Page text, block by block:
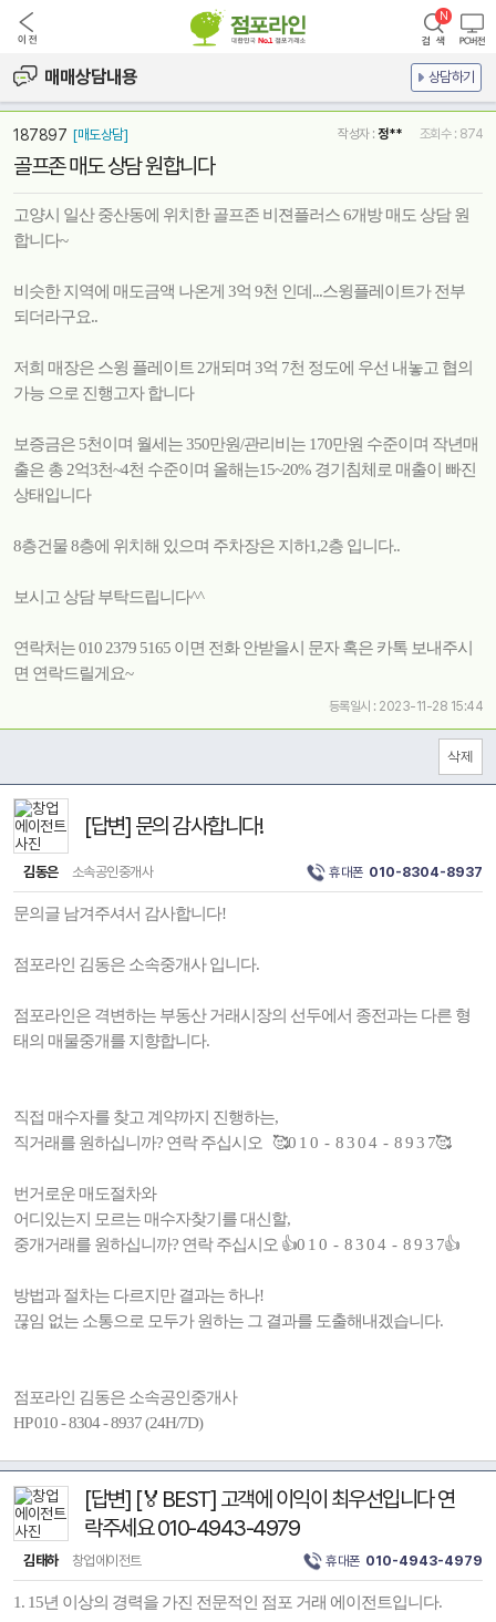
매매상담내용 상담하기
187897 [매도상담] 작성자 : 정** 조회수 : 874
골프존 매도 상담 원합니다
고양시 일산 중산동에 위치한 골프존 비젼플러스 6개방 매도 상담 원
합니다~
비슷한 지역에 매도금액 나온게 3억 9천 인데...스윙플레이트가 전부
되더라구요..
저희 매장은 스윙 플레이트 2개되며 3억 7천 정도에 우선 내놓고 협의
가능 으로 진행고자 합니다
보증금은 5천이며 월세는 350만원/관리비는 170만원 수준이며 작년매
출은 총 2억3천~4천 수준이며 올해는15~20% 경기침체로 매출이 빠진
상태입니다
8층건물 8층에 위치해 있으며 주차장은 지하1,2층 입니다..
보시고 상담 부탁드립니다^^
연락처는 010 2379 5165 이면 전화 안받을시 문자 혹은 카톡 보내주시
면 연락드릴게요~
등록일시 : 2023-11-28 15:44
[답변] 문의 감사합니다!
김동은 소속공인중개사 휴대폰 010-8304-8937
문의글 남겨주셔서 감사합니다!
점포라인 김동은 소속중개사 입니다.
점포라인은 격변하는 부동산 거래시장의 선두에서 종전과는 다른 형
태의 매물중개를 지향합니다.
직접 매수자를 찾고 계약까지 진행하는,
직거래를 원하십니까? 연락 주십시오 🥰0 1 0 - 8 3 0 4 - 8 9 3 7🥰
번거로운 매도절차와
어디있는지 모르는 매수자찾기를 대신할,
중개거래를 원하십니까? 연락 주십시오 👍0 1 0 - 8 3 0 4 - 8 9 3 7👍
방법과 절차는 다르지만 결과는 하나!
끊임 없는 소통으로 모두가 원하는 그 결과를 도출해내겠습니다.
점포라인 김동은 소속공인중개사
HP 010 - 8304 - 8937 (24H/7D)
[답변] [🏅BEST] 고객에 이익이 최우선입니다 연
락주세요 010-4943-4979
김태하 창업에이전트 휴대폰 010-4943-4979
1. 15년 이상의 경력을 가진 전문적인 점포 거래 에이전트입니다.